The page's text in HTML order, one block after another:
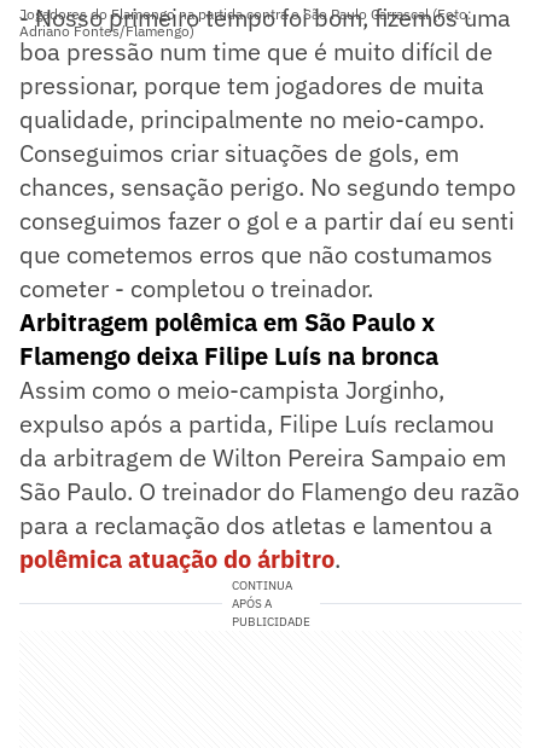
Jogadores do Flamengo na partida contra o São Paulo Carrascal (Foto:
Adriano Fontes/Flamengo)
- Nosso primeiro tempo foi bom, fizemos uma
boa pressão num time que é muito difícil de
pressionar, porque tem jogadores de muita
qualidade, principalmente no meio-campo.
Conseguimos criar situações de gols, em
chances, sensação perigo. No segundo tempo
conseguimos fazer o gol e a partir daí eu senti
que cometemos erros que não costumamos
cometer - completou o treinador.
Arbitragem polêmica em São Paulo x
Flamengo deixa Filipe Luís na bronca
Assim como o meio-campista Jorginho,
expulso após a partida, Filipe Luís reclamou
da arbitragem de Wilton Pereira Sampaio em
São Paulo. O treinador do Flamengo deu razão
para a reclamação dos atletas e lamentou a
polêmica atuação do árbitro.
CONTINUA
APÓS A
PUBLICIDADE